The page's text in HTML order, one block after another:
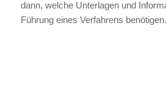
dann, welche Unterlagen und
Führung eines Verfahrens benötigen.